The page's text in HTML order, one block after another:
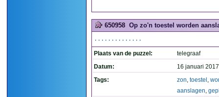
650958 Op zo'n toestel worden
..............
Plaats van de puzzel:
telegraaf
Datum:
16 januari
Tags:
zon, toestel ,
aanslagen,